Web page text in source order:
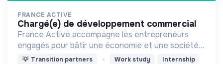
FRANCE ACTIVE
chargé(e) de développement commercial
France Active accompagne les entrepreneurs
engagés pour bâtir une économie et une société
plus inclusive et plus durable.
💡 Transition partners Work study Internship